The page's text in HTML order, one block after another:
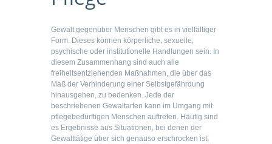
Gewalt gegenüber Menschen gibt es in vielfältiger
Form. Dieses können körperliche, sexuelle,
psychische oder institutionelle Handlungen sein. In
diesem Zusammenhang sind auch alle
freiheitsentziehenden Maßnahmen, die über das
Maß der Verhinderung einer Selbstgefährdung
hinausgehen, zu bedenken. Jede der
beschriebenen Gewaltarten kann im Umgang mit
pflegebedürftigen Menschen auftreten. Häufig sind
es Ergebnisse aus Situationen, bei denen der
Gewalttätige über sich genauso erschrocken ist,